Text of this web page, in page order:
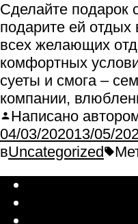
Сделайте подарок
подарите ей
всех желающих
комфортных
суеты и смога –
компании,
Написано
04/03/202013/05/
вUncategorized